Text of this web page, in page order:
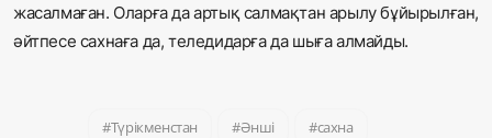
жасалмаған. Оларға да артық салмақтан арылу бұйырылған,
әйтпесе сахнаға да, теледидарға да шыға алмайды.
Түрікменстан Әнші сахна